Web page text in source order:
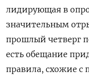
лидирующая в
значительным
прошлый четверг
есть обещание
правила, схожие с